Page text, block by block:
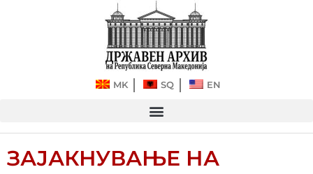
MK SQ EN
ЗАЈАКНУВАЊЕ НА